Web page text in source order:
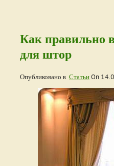
Как правильно
для штор
Опубликовано в СтатьиOn